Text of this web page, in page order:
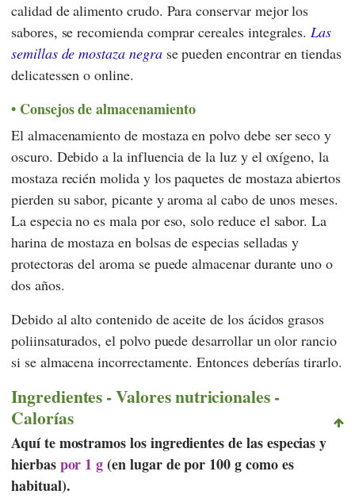
calidad de alimento crudo. Para conservar mejor los
sabores, se recomienda comprar cereales integrales.Las
semillas de mostaza negrase pueden encontrar en tiendas
delicatessen o online.
Consejos de almacenamiento
El almacenamiento de mostaza en polvo debe ser seco y
oscuro. Debido a la influencia de la luz y el oxígeno, la
mostaza recién molida y los paquetes de mostaza abiertos
pierden su sabor, picante y aroma al cabo de unos meses.
La especia no es mala por eso, solo reduce el sabor. La
harina de mostaza en bolsas de especias selladas y
protectoras del aroma se puede almacenar durante uno o
dos años.
Debido al alto contenido de aceite de los ácidos grasos
poliinsaturados, el polvo puede desarrollar un olor rancio
si se almacena incorrectamente. Entonces deberías tirarlo.
Ingredientes - Valores nutricionales -
Calorías
Aquí te mostramos los ingredientes de las especias y
hierbaspor 1 g(en lugar de por 100 g como es
habitual).